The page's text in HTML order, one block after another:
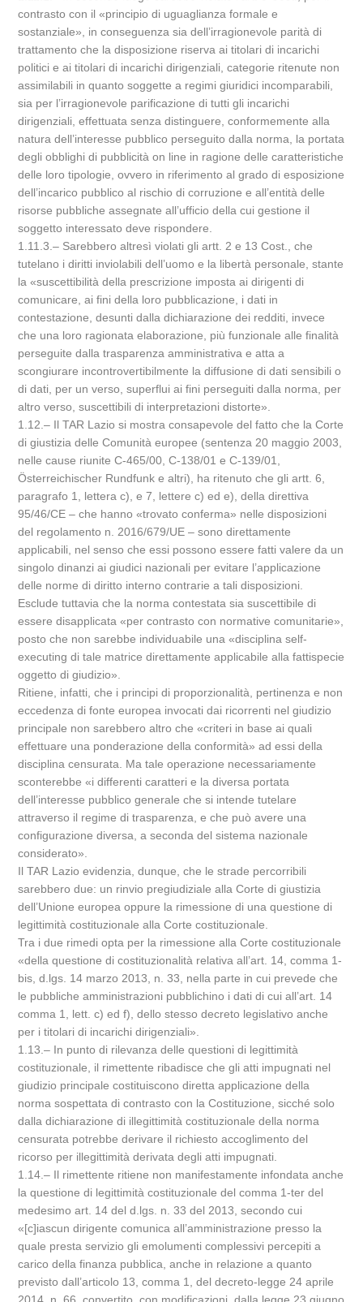
contrasto con il «principio di uguaglianza formale e
sostanziale», in conseguenza sia dell’irragionevole parità di
trattamento che la disposizione riserva ai titolari di incarichi
politici e ai titolari di incarichi dirigenziali, categorie ritenute non
assimilabili in quanto soggette a regimi giuridici incomparabili,
sia per l’irragionevole parificazione di tutti gli incarichi
dirigenziali, effettuata senza distinguere, conformemente alla
natura dell’interesse pubblico perseguito dalla norma, la portata
degli obblighi di pubblicità on line in ragione delle caratteristiche
delle loro tipologie, ovvero in riferimento al grado di esposizione
dell’incarico pubblico al rischio di corruzione e all’entità delle
risorse pubbliche assegnate all’ufficio della cui gestione il
soggetto interessato deve rispondere.
1.11.3.– Sarebbero altresì violati gli artt. 2 e 13 Cost., che
tutelano i diritti inviolabili dell’uomo e la libertà personale, stante
la «suscettibilità della prescrizione imposta ai dirigenti di
comunicare, ai fini della loro pubblicazione, i dati in
contestazione, desunti dalla dichiarazione dei redditi, invece
che una loro ragionata elaborazione, più funzionale alle finalità
perseguite dalla trasparenza amministrativa e atta a
scongiurare incontrovertibilmente la diffusione di dati sensibili o
di dati, per un verso, superflui ai fini perseguiti dalla norma, per
altro verso, suscettibili di interpretazioni distorte».
1.12.– Il TAR Lazio si mostra consapevole del fatto che la Corte
di giustizia delle Comunità europee (sentenza 20 maggio 2003,
nelle cause riunite C-465/00, C-138/01 e C-139/01,
Österreichischer Rundfunk e altri), ha ritenuto che gli artt. 6,
paragrafo 1, lettera c), e 7, lettere c) ed e), della direttiva
95/46/CE – che hanno «trovato conferma» nelle disposizioni
del regolamento n. 2016/679/UE – sono direttamente
applicabili, nel senso che essi possono essere fatti valere da un
singolo dinanzi ai giudici nazionali per evitare l’applicazione
delle norme di diritto interno contrarie a tali disposizioni.
Esclude tuttavia che la norma contestata sia suscettibile di
essere disapplicata «per contrasto con normative comunitarie»,
posto che non sarebbe individuabile una «disciplina self-
executing di tale matrice direttamente applicabile alla fattispecie
oggetto di giudizio».
Ritiene, infatti, che i principi di proporzionalità, pertinenza e non
eccedenza di fonte europea invocati dai ricorrenti nel giudizio
principale non sarebbero altro che «criteri in base ai quali
effettuare una ponderazione della conformità» ad essi della
disciplina censurata. Ma tale operazione necessariamente
sconterebbe «i differenti caratteri e la diversa portata
dell’interesse pubblico generale che si intende tutelare
attraverso il regime di trasparenza, e che può avere una
configurazione diversa, a seconda del sistema nazionale
considerato».
Il TAR Lazio evidenzia, dunque, che le strade percorribili
sarebbero due: un rinvio pregiudiziale alla Corte di giustizia
dell’Unione europea oppure la rimessione di una questione di
legittimità costituzionale alla Corte costituzionale.
Tra i due rimedi opta per la rimessione alla Corte costituzionale
«della questione di costituzionalità relativa all’art. 14, comma 1-
bis, d.lgs. 14 marzo 2013, n. 33, nella parte in cui prevede che
le pubbliche amministrazioni pubblichino i dati di cui all’art. 14
comma 1, lett. c) ed f), dello stesso decreto legislativo anche
per i titolari di incarichi dirigenziali».
1.13.– In punto di rilevanza delle questioni di legittimità
costituzionale, il rimettente ribadisce che gli atti impugnati nel
giudizio principale costituiscono diretta applicazione della
norma sospettata di contrasto con la Costituzione, sicché solo
dalla dichiarazione di illegittimità costituzionale della norma
censurata potrebbe derivare il richiesto accoglimento del
ricorso per illegittimità derivata degli atti impugnati.
1.14.– Il rimettente ritiene non manifestamente infondata anche
la questione di legittimità costituzionale del comma 1-ter del
medesimo art. 14 del d.lgs. n. 33 del 2013, secondo cui
«[c]iascun dirigente comunica all’amministrazione presso la
quale presta servizio gli emolumenti complessivi percepiti a
carico della finanza pubblica, anche in relazione a quanto
previsto dall’articolo 13, comma 1, del decreto-legge 24 aprile